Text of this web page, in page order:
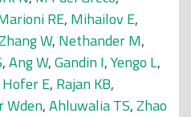
RE, Mihailov E,
W, Nethander M,
,Ang W,Gandin I,Yengo L,
Hofer E, Rajan KB,
Wden,Ahluwalia TS,Zhao